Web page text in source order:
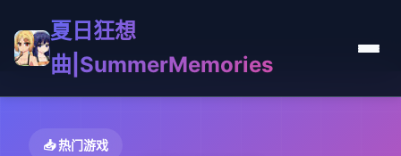
夏日狂想
曲|SummerMemories
📥 热门游戏